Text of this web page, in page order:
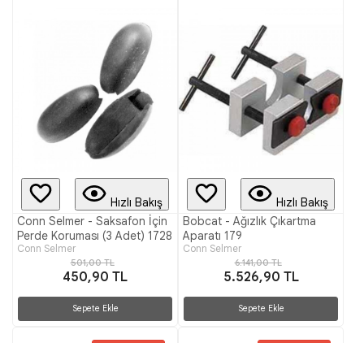
Hızlı Bakış
Conn Selmer - Saksafon İçin
Perde Koruması (3 Adet) 1728
Conn Selmer
501,00 TL
450,90 TL
Sepete Ekle
Hızlı Bakış
Bobcat - Ağızlık Çıkartma
Aparatı 179
Conn Selmer
6.141,00 TL
5.526,90 TL
Sepete Ekle